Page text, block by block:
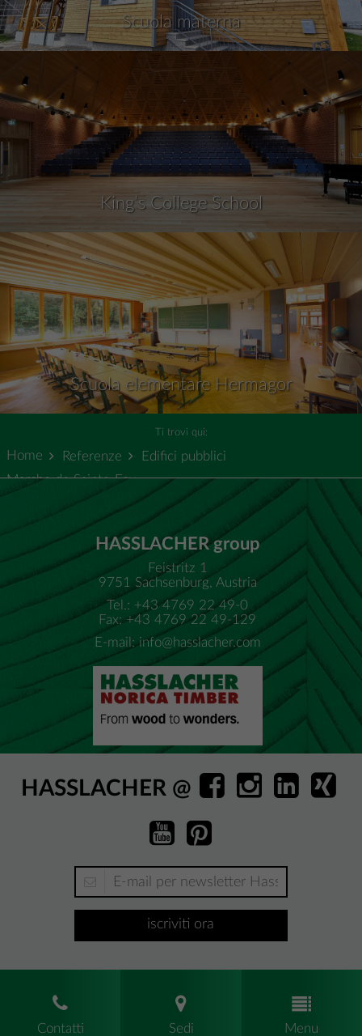
Scuola materna
King’s College School
Scuola elementare Hermagor
Ti trovi qui:
Home Referenze
Edifici pubblici
Marche de Sainte-Foy
HASSLACHER group
Feistritz 1
9751 Sachsenburg, Austria
Tel.: +43 4769 22 49-0
Fax: +43 4769 22 49-129
E-mail: info@hasslacher.com
HASSLACHER @
iscriviti ora
Contatti Sedi Menu